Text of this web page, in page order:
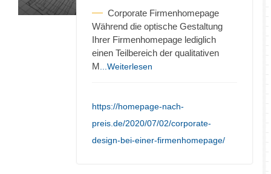
Corporate Firmenhomepage
Während die optische Gestaltung
Ihrer Firmenhomepage lediglich
einen Teilbereich der qualitativen
M ...Weiterlesen
https://homepage-nach-
preis.de/2020/07/02/corporate-
design-bei-einer-firmenhomepage/